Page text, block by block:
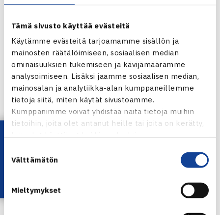
Tämä sivusto käyttää evästeitä
Käytämme evästeitä tarjoamamme sisällön ja
mainosten räätälöimiseen, sosiaalisen median
ominaisuuksien tukemiseen ja kävijämäärämme
analysoimiseen. Lisäksi jaamme sosiaalisen median,
mainosalan ja analytiikka-alan kumppaneillemme
tietoja siitä, miten käytät sivustoamme.
Kumppanimme voivat yhdistää näitä tietoja muihin
tietoihin, joita olet antanut heille tai joita on kerätty,
valinta
Välttämätön
Mieltymykset
Yleiset SM -kilpailut
Jaa:
← Edellinen
Seuraava uutinen: Nelinpelin Suomen mestarit…
Lataa OmaTennis!